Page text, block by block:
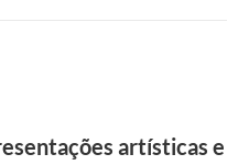
artísticas e